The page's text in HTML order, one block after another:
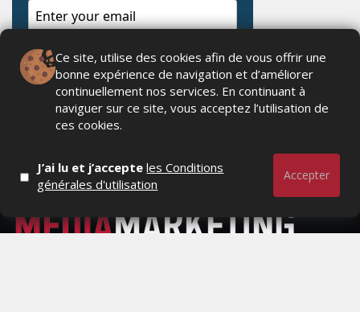
Ce site, utilise des cookies afin de vous offrir une
bonne expérience de navigation et d’améliorer
continuellement nos services. En continuant à
naviguer sur ce site, vous acceptez l’utilisation de
ces cookies.
J’ai lu et j’accepteles Conditions
générales d'utilisation
Accepter